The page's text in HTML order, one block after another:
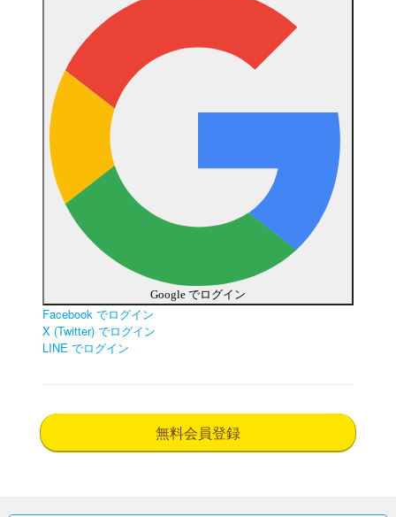
Google でログイン
Facebook でログイン
X (Twitter) でログイン
LINE でログイン
無料会員登録